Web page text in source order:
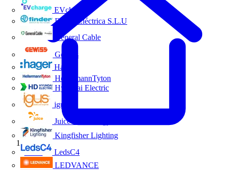
EVcharge
Finder Eléctrica S.L.U
General Cable
Gewiss
Hager
HellermannTyton
Hyundai Electric
igus
Juice Technology
Kingfisher Lighting
LedsC4
LEDVANCE
Inicio